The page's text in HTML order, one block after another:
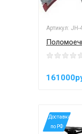
Артикул:
*Доставка
по РФ